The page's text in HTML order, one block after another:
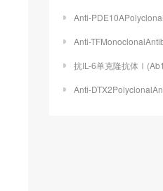
Anti-
Anti-
抗IL-6单克隆抗体Ⅰ(Ab1小
Anti-